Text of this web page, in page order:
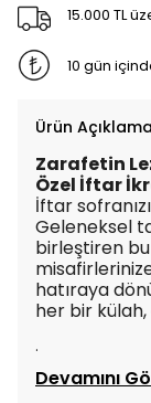
15.000 TL
10 gün
Ürün
Zarafetin
Özel İftar
İftar
Geleneksel
birleştiren bu
hatıraya
her bir külah,
·
Devamını